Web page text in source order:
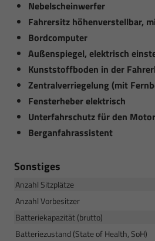
Nebelscheinwerfer
Fahrersitz höhenverstellbar,
Bordcomputer
Außenspiegel, elektrisch
Kunststoffboden in der
Zentralverriegelung (mit
Fensterheber elektrisch
Unterfahrschutz für den
Berganfahrassistent
Sonstiges
Anzahl Sitzplätze
Anzahl Vorbesitzer
Batteriekapazität (brutto)
Batteriezustand (State of Health, SoH)